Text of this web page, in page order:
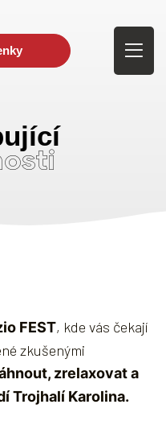
FEST, kde vás čekají
zkušenými
zrelaxovat a
Trojhalí Karolina.